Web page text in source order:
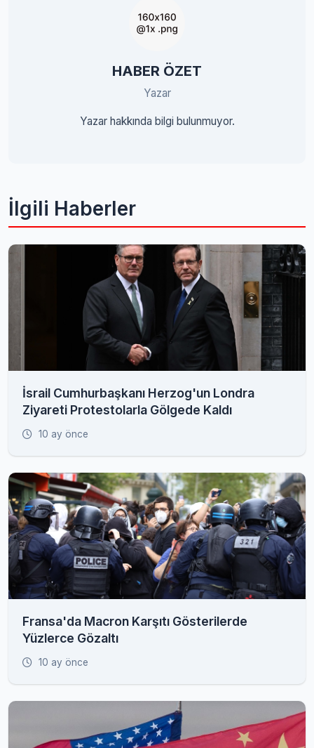
HABER ÖZET
Yazar
Yazar hakkında bilgi bulunmuyor.
İlgili Haberler
İsrail Cumhurbaşkanı Herzog'un Londra
Ziyareti Protestolarla Gölgede Kaldı
10 ay önce
Fransa'da Macron Karşıtı Gösterilerde
Yüzlerce Gözaltı
10 ay önce